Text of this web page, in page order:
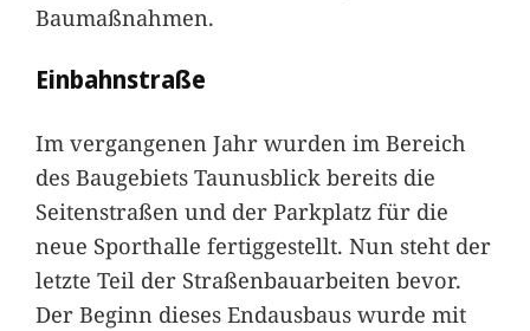
Baumaßnahmen.
Einbahnstraße
Im vergangenen Jahr wurden im Bereich
des Baugebiets Taunusblick bereits die
Seitenstraßen und der Parkplatz für die
neue Sporthalle fertiggestellt. Nun steht der
letzte Teil der Straßenbauarbeiten bevor.
Der Beginn dieses Endausbaus wurde mit